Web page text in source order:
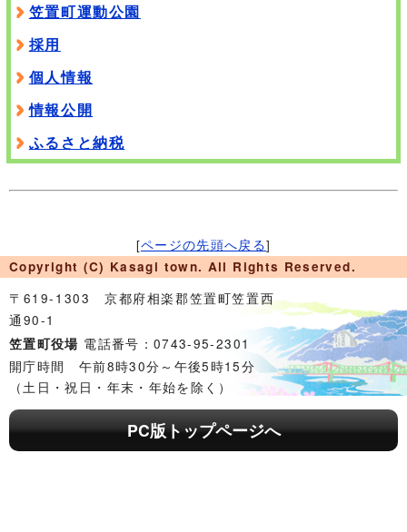
笠置町運動公園
採用
個人情報
情報公開
ふるさと納税
[ページの先頭へ戻る]
Copyright (C) Kasagi town. All Rights Reserved.
〒619-1303 京都府相楽郡笠置町笠置西
通90-1
笠置町役場 電話番号：0743-95-2301
開庁時間 午前8時30分～午後5時15分
（土日・祝日・年末・年始を除く）
PC版トップページへ